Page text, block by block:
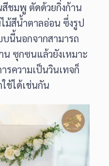
ชมพู ตัดด้วยกิ่งก้าน
ม้สีน้ำตาลอ่อน ซึ่งรูป
นี้นอกจากสามารถ
น ซุกซนแล้วยังเหมาะ
รความเป็นวินเทจก็
ช้ได้เช่นกัน